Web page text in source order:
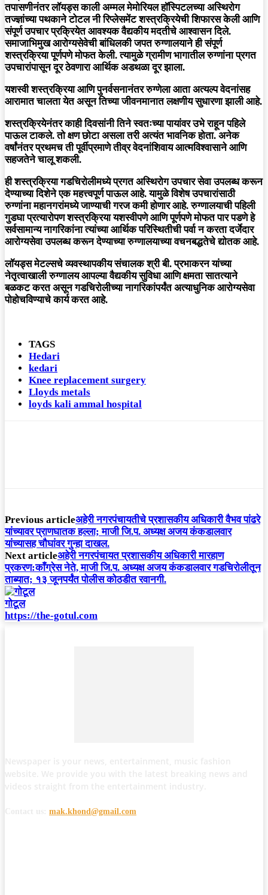
तपासणीनंतर लॉयड्स काली अम्मल मेमोरियल हॉस्पिटलच्या अस्थिरोग
तज्ज्ञांच्या पथकाने टोटल नी रिप्लेसमेंट शस्त्रक्रियेची शिफारस केली आणि
संपूर्ण उपचार प्रक्रियेत आवश्यक वैद्यकीय मदतीचे आश्वासन दिले.
समाजाभिमुख आरोग्यसेवेची बांधिलकी जपत रुग्णालयाने ही संपूर्ण
शस्त्रक्रिया पूर्णपणे मोफत केली. त्यामुळे ग्रामीण भागातील रुग्णांना प्रगत
उपचारांपासून दूर ठेवणारा आर्थिक अडथळा दूर झाला.
यशस्वी शस्त्रक्रिया आणि पुनर्वसनानंतर रुग्णेला आता अत्यल्प वेदनांसह
आरामात चालता येत असून तिच्या जीवनमानात लक्षणीय सुधारणा झाली आहे.
शस्त्रक्रियेनंतर काही दिवसांनी तिने स्वतःच्या पायांवर उभे राहून पहिले
पाऊल टाकले. तो क्षण छोटा असला तरी अत्यंत भावनिक होता. अनेक
वर्षांनंतर प्रथमच ती पूर्वीप्रमाणे तीव्र वेदनांशिवाय आत्मविश्वासाने आणि
सहजतेने चालू शकली.
ही शस्त्रक्रिया गडचिरोलीमध्ये प्रगत अस्थिरोग उपचार सेवा उपलब्ध करून
देण्याच्या दिशेने एक महत्त्वपूर्ण पाऊल आहे. यामुळे विशेष उपचारांसाठी
रुग्णांना महानगरांमध्ये जाण्याची गरज कमी होणार आहे. रुग्णालयाची पहिली
गुडघा प्रत्यारोपण शस्त्रक्रिया यशस्वीपणे आणि पूर्णपणे मोफत पार पडणे हे
सर्वसामान्य नागरिकांना त्यांच्या आर्थिक परिस्थितीची पर्वा न करता दर्जेदार
आरोग्यसेवा उपलब्ध करून देण्याच्या रुग्णालयाच्या वचनबद्धतेचे द्योतक आहे.
लॉयड्स मेटल्सचे व्यवस्थापकीय संचालक श्री बी. प्रभाकरन यांच्या
नेतृत्वाखाली रुग्णालय आपल्या वैद्यकीय सुविधा आणि क्षमता सातत्याने
बळकट करत असून गडचिरोलीच्या नागरिकांपर्यंत अत्याधुनिक आरोग्यसेवा
पोहोचविण्याचे कार्य करत आहे.
TAGS
Hedari
kedari
Knee replacement surgery
Lloyds metals
loyds kali ammal hospital
Previous articleअहेरी नगरपंचायतीचे प्रशासकीय अधिकारी वैभव पांढरे
यांच्यावर प्राणघातक हल्ला; माजी जि.प. अध्यक्ष अजय कंकडालवार
यांच्यासह चौघांवर गुन्हा दाखल.
Next articleअहेरी नगरपंचायत प्रशासकीय अधिकारी मारहाण
प्रकरण:काँग्रेस नेते, माजी जि.प. अध्यक्ष अजय कंकडालवार गडचिरोलीतून
ताब्यात; १३ जूनपर्यंत पोलीस कोठडीत रवानगी.
गोटूल
https://the-gotul.com
mak.khond@gmail.com